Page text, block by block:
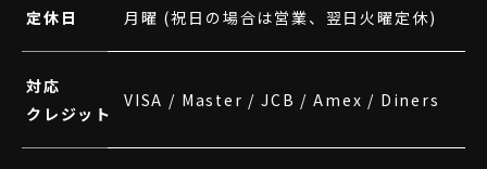
定休日 月曜 (祝日の場合は営業、翌日火曜定休)
対応
クレジット
VISA / Master / JCB / Amex / Diners